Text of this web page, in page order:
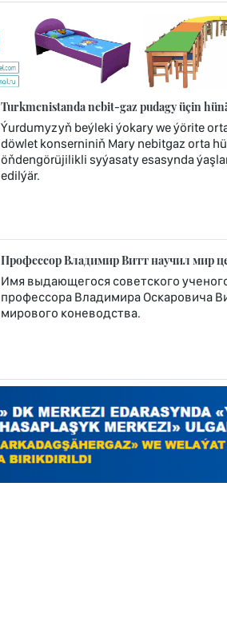
Turkmenistanda nebit-gaz pudagy üçin
Ýurdumyzyň beýleki ýokary we ýörite
döwlet konserniniň Mary nebitgaz orta
öňdengörüjilikli syýasaty esasynda
edilýär.
Профессор Владимир Витт научил мир
Имя выдающегося советского
профессора Владимира Оскаровича
мирового коневодства.